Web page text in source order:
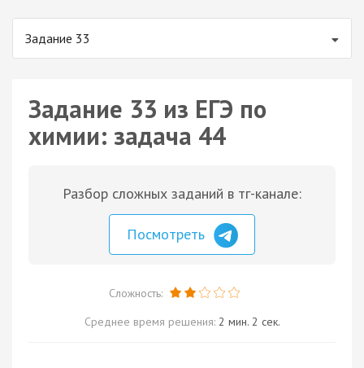
Задание 33
Задание 33 из ЕГЭ по
химии: задача 44
Разбор сложных заданий в тг-канале:
Посмотреть
Сложность:
Среднее время решения: 2 мин. 2 сек.